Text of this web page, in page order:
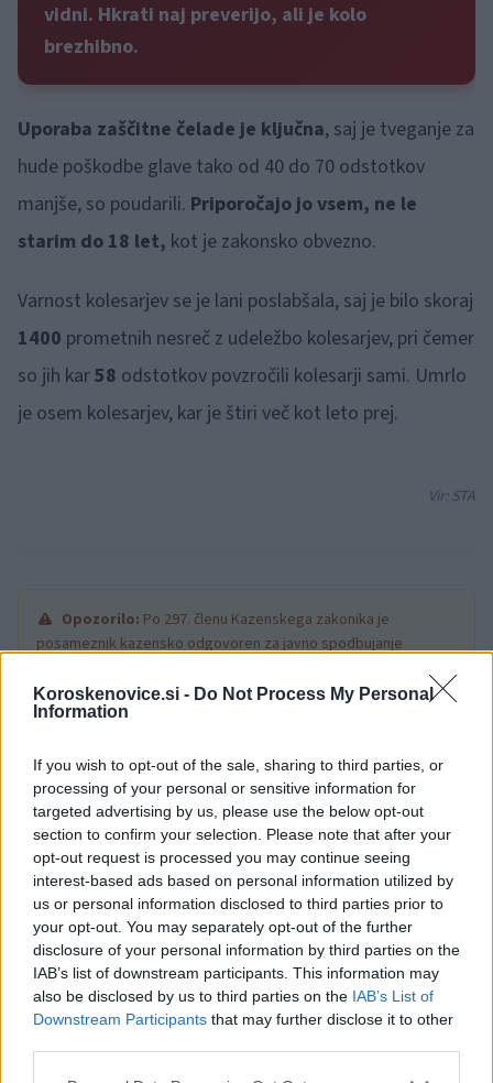
Koroskenovice.si - Do Not Process My Personal
Information
If you wish to opt-out of the sale, sharing to third parties, or
processing of your personal or sensitive information for
targeted advertising by us, please use the below opt-out
section to confirm your selection. Please note that after your
opt-out request is processed you may continue seeing
interest-based ads based on personal information utilized by
us or personal information disclosed to third parties prior to
your opt-out. You may separately opt-out of the further
disclosure of your personal information by third parties on the
IAB’s list of downstream participants. This information may
also be disclosed by us to third parties on the IAB’s List of
Downstream Participants that may further disclose it to other
vidni. Hkrati naj preverijo, ali je kolo
brezhibno.
Uporaba zaščitne čelade je ključna, saj je tveganje za
hude poškodbe glave tako od 40 do 70 odstotkov
manjše, so poudarili. Priporočajo jo vsem, ne le
starim do 18 let, kot je zakonsko obvezno.
Varnost kolesarjev se je lani poslabšala, saj je bilo skoraj
1400 prometnih nesreč z udeležbo kolesarjev, pri čemer
so jih kar58 odstotkov povzročili kolesarji sami. Umrlo
je osem kolesarjev, kar je štiri več kot leto prej.
Vir: STA
Opozorilo: Po 297. členu Kazenskega zakonika je
posameznik kazensko odgovoren za javno spodbujanje
rasističnimi, diskriminatornimi ali nezakonitimi vsebinami bodo
odstranjeni. Pravila komentiranja →
Failed to fetch
Občine: Slovenija
Kategorije: Novice
Ključne besede: agencija za varnost prometa
avp